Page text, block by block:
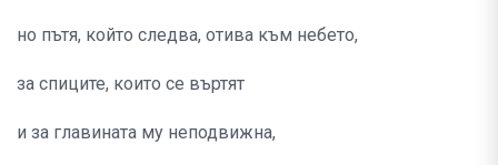
но пътя, който следва, отива към небето,
за спиците, които се въртят
и за главината му неподвижна,